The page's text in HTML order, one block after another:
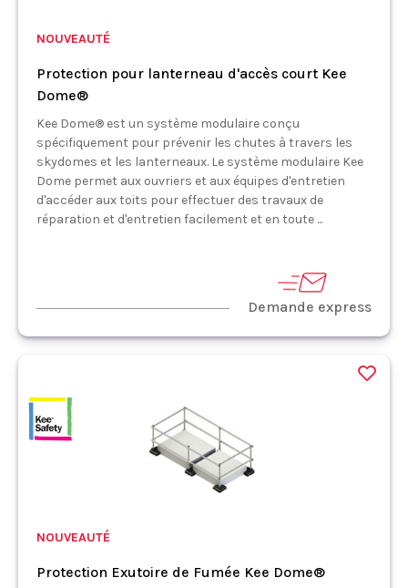
NOUVEAUTÉ
Protection pour lanterneau d'accès court Kee
Dome®
Kee Dome® est un système modulaire conçu
spécifiquement pour prévenir les chutes à travers les
skydomes et les lanterneaux. Le système modulaire Kee
Dome permet aux ouvriers et aux équipes d'entretien
d'accéder aux toits pour effectuer des travaux de
réparation et d'entretien facilement et en toute ...
Demande express
NOUVEAUTÉ
Protection Exutoire de Fumée Kee Dome®